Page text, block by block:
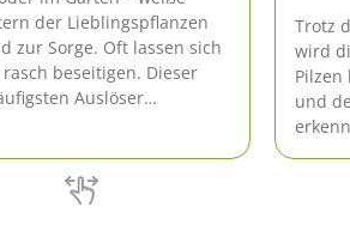
der Lieblingspflanzen
zur Sorge. Oft lassen sich
beseitigen. Dieser
Auslöser
Trotz
wird
Pilzen
und